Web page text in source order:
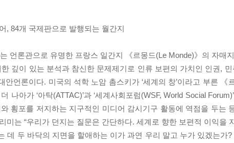
, 84개 국제판으로 발행되는 월간지
언론관으로 유명한 프랑스 일간지 《르몽드(Le Monde)》의 자매
깊이 있는 분석과 참신한 문제제기로 인류 보편의 가치인 인권,
언론이다. 미국의 석학 노암 촘스키가 ‘세계의 창’이라고 부른 《
나아가 ‘아탁(ATTAC)’과 ‘세계사회포럼(WSF, World Social
횡포를 저지하는 지구적인 미디어 감시기구 활동에 역점을 두는
미는 “우리가 던지는 질문은 간단하다. 세계로 향한 보편적 이익을
데 두 바닥의 지면을 할애하는 이가 과연 우리 말고 누가 있겠는가